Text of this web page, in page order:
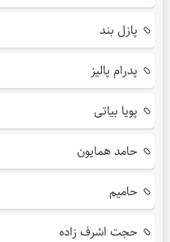
پازل بند
پدرام پالیز
پویا بیاتی
حامد همایون
حامیم
حجت اشرف زاده